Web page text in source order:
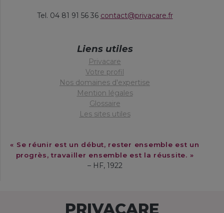
Tel. 04 81 91 56 36 contact@privacare.fr
Liens utiles
Privacare
Votre profil
Nos domaines d'expertise
Mention légales
Glossaire
Les sites utiles
« Se réunir est un début, rester ensemble est un
progrès, travailler ensemble est la réussite. »
– HF, 1922
PRIVACARE